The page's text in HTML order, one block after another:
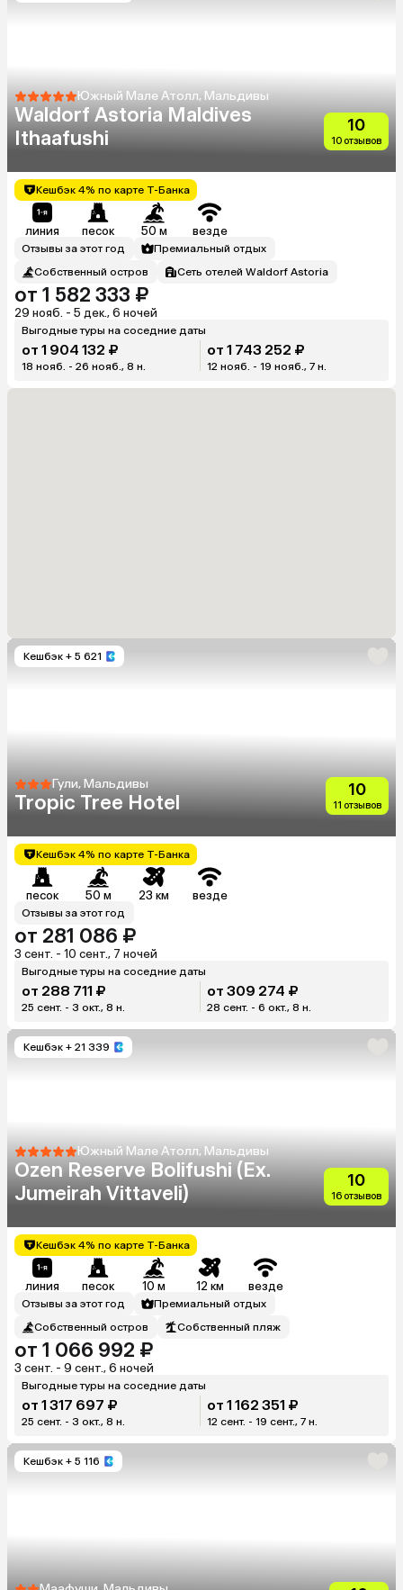
Южный Мале Атолл, Мальдивы
Waldorf Astoria Maldives
Ithaafushi
10
10 отзывов
Кешбэк 4% по карте Т-Банка
линия песок 50 м везде
Отзывы за этот год
Премиальный отдых
Собственный остров
Сеть отелей Waldorf Astoria
от 1 582 333 ₽
29 нояб. - 5 дек., 6 ночей
Выгодные туры на соседние даты
от 1 904 132 ₽
18 нояб. - 26 нояб., 8 н.
от 1 743 252 ₽
12 нояб. - 19 нояб., 7 н.
Кешбэк + 5 621
Гули, Мальдивы
Tropic Tree Hotel
10
11 отзывов
Кешбэк 4% по карте Т-Банка
песок 50 м 23 км везде
Отзывы за этот год
от 281 086 ₽
3 сент. - 10 сент., 7 ночей
Выгодные туры на соседние даты
от 288 711 ₽
25 сент. - 3 окт., 8 н.
от 309 274 ₽
28 сент. - 6 окт., 8 н.
Кешбэк + 21 339
Южный Мале Атолл, Мальдивы
Ozen Reserve Bolifushi (Ex.
Jumeirah Vittaveli)
10
16 отзывов
Кешбэк 4% по карте Т-Банка
линия песок 10 м 12 км везде
Отзывы за этот год
Премиальный отдых
Собственный остров
Собственный пляж
от 1 066 992 ₽
3 сент. - 9 сент., 6 ночей
Выгодные туры на соседние даты
от 1 317 697 ₽
25 сент. - 3 окт., 8 н.
от 1 162 351 ₽
12 сент. - 19 сент., 7 н.
Кешбэк + 5 116